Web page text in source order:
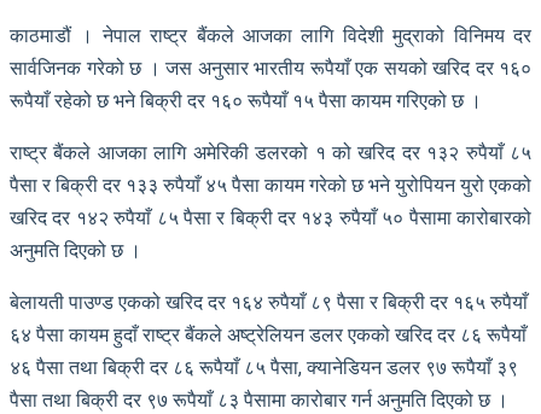
काठमाडौं । नेपाल राष्ट्र बैंकले आजका लागि विदेशी मुद्राको विनिमय दर
सार्वजिनक गरेको छ । जस अनुसार भारतीय रूपैयाँ एक सयको खरिद दर १६०
रूपैयाँ रहेको छ भने बिक्री दर १६० रूपैयाँ १५ पैसा कायम गरिएको छ ।
राष्ट्र बैंकले आजका लागि अमेरिकी डलरको १ को खरिद दर १३२ रुपैयाँ ८५
पैसा र बिक्री दर १३३ रुपैयाँ ४५ पैसा कायम गरेको छ भने युरोपियन युरो एकको
खरिद दर १४२ रुपैयाँ ८५ पैसा र बिक्री दर १४३ रुपैयाँ ५० पैसामा कारोबारको
अनुमति दिएको छ ।
बेलायती पाउण्ड एकको खरिद दर १६४ रुपैयाँ ८९ पैसा र बिक्री दर १६५ रुपैयाँ
६४ पैसा कायम हुदाँ राष्ट्र बैंकले अष्ट्रेलियन डलर एकको खरिद दर ८६ रूपैयाँ
४६ पैसा तथा बिक्री दर ८६ रूपैयाँ ८५ पैसा, क्यानेडियन डलर ९७ रूपैयाँ ३९
पैसा तथा बिक्री दर ९७ रूपैयाँ ८३ पैसामा कारोबार गर्न अनुमति दिएको छ ।